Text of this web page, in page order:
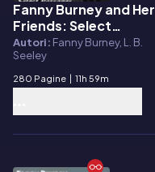
E-book
Fanny Burney and Her
Friends: Select
Passages from Her
Diary and Other
Writings
Autori: Fanny Burney, L. B.
Seeley
280 Pagine | 11h 59m